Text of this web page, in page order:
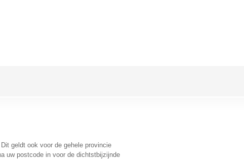
geldt ook voor de gehele provincie
uw postcode in voor de dichtstbijzijnde